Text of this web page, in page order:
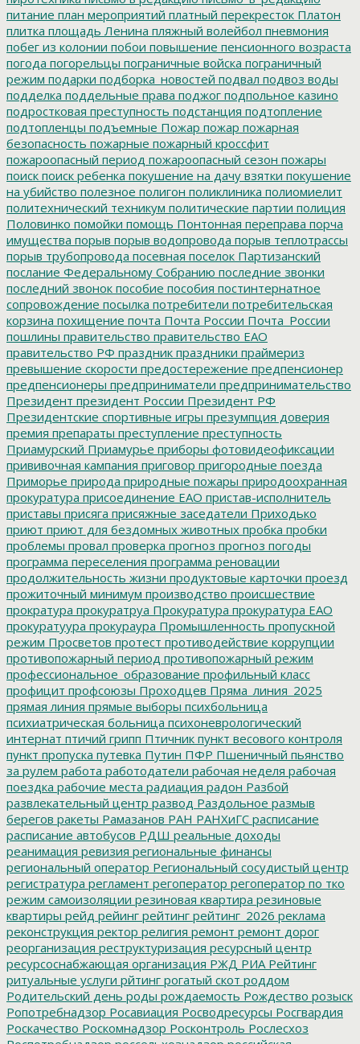
питание план мероприятий платный перекресток Платон
плитка площадь Ленина пляжный волейбол пневмония
побег из колонии побои повышение пенсионного возраста
погода погорельцы пограничные войска пограничный
режим подарки подборка_новостей подвал подвоз воды
подделка поддельные права поджог подпольное казино
подростковая преступность подстанция подтопление
подтопленцы подъемные Пожар пожар пожарная
безопасность пожарные пожарный кроссфит
пожароопасный период пожароопасный сезон пожары
поиск поиск ребенка покушение на дачу взятки покушение
на убийство полезное полигон поликлиника полиомиелит
политехнический техникум политические партии полиция
Половинко помойки помощь Понтонная переправа порча
имущества порыв порыв водопровода порыв теплотрассы
порыв трубопровода посевная поселок Партизанский
послание Федеральному Собранию последние звонки
последний звонок пособие пособия постинтернатное
сопровождение посылка потребители потребительская
корзина похищение почта Почта России Почта_России
пошлины правительство правительство ЕАО
правительство РФ праздник праздники праймериз
превышение скорости предостережение предпенсионер
предпенсионеры предприниматели предпринимательство
Президент президент России Президент РФ
Президентские спортивные игры презумпция доверия
премия препараты преступление преступность
Приамурский Приамурье приборы фотовидеофиксации
прививочная кампания приговор пригородные поезда
Приморье природа природные пожары природоохранная
прокуратура присоединение ЕАО пристав-исполнитель
приставы присяга присяжные заседатели Приходько
приют приют для бездомных животных пробка пробки
проблемы провал проверка прогноз прогноз погоды
программа переселения программа реновации
продолжительность жизни продуктовые карточки проезд
прожиточный минимум производство происшествие
прократура прокуратруа Прокуратура прокуратура ЕАО
прокуратуура прокураура Промышленность пропускной
режим Просветов протест противодействие коррупции
противопожарный период противопожарный режим
профессиональное_образование профильный класс
профицит профсоюзы Проходцев Пряма_линия_2025
прямая линия прямые выборы психбольница
психиатрическая больница психоневрологический
интернат птичий грипп Птичник пункт весового контроля
пункт пропуска путевка Путин ПФР Пшеничный пьянство
за рулем работа работодатели рабочая неделя рабочая
поездка рабочие места радиация радон Разбой
развлекательный центр развод Раздольное размыв
берегов ракеты Рамазанов РАН РАНХиГС расписание
расписание автобусов РДШ реальные доходы
реанимация ревизия региональные финансы
региональный оператор Региональный сосудистый центр
регистратура регламент регоператор регоператор по тко
режим самоизоляции резиновая квартира резиновые
квартиры рейд рейинг рейтинг рейтинг_2026 реклама
реконструкция ректор религия ремонт ремонт дорог
реорганизация реструктуризация ресурсный центр
ресурсоснабжающая организация РЖД РИА Рейтинг
ритуальные услуги рйтинг рогатый скот роддом
Родительский день роды рождаемость Рождество розыск
Ропотребнадзор Росавиация Росводресурсы Росгвардия
Роскачество Роскомнадзор Росконтроль Рослесхоз